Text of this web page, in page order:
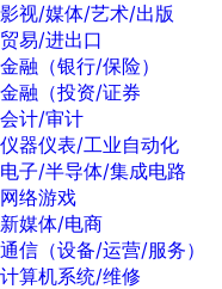
影视/媒体/艺术/出版
贸易/进出口
金融（银行/保险）
金融（投资/证券
会计/审计
仪器仪表/工业自动化
电子/半导体/集成电路
网络游戏
新媒体/电商
通信（设备/运营/服务）
计算机系统/维修